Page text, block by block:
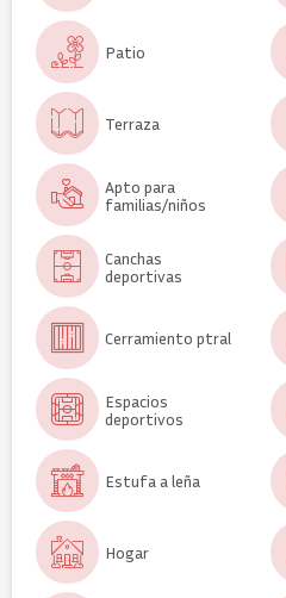
Patio
Terraza
Apto para
familias/niños
Canchas
deportivas
Cerramiento ptral
Espacios
deportivos
Estufa a leña
Hogar